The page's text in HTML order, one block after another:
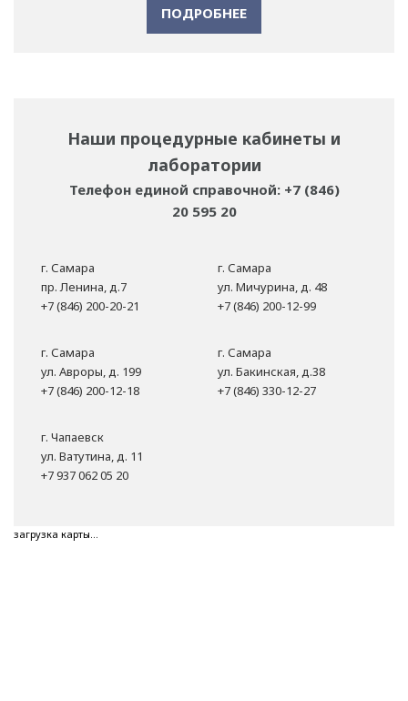
ПОДРОБНЕЕ
Наши процедурные кабинеты и
лаборатории
Телефон единой справочной: +7 (846)
20 595 20
г. Самара
пр. Ленина, д.7
+7 (846) 200-20-21
г. Самара
ул. Мичурина, д. 48
+7 (846) 200-12-99
г. Самара
ул. Авроры, д. 199
+7 (846) 200-12-18
г. Самара
ул. Бакинская, д.38
+7 (846) 330-12-27
г. Чапаевск
ул. Ватутина, д. 11
+7 937 062 05 20
загрузка карты...